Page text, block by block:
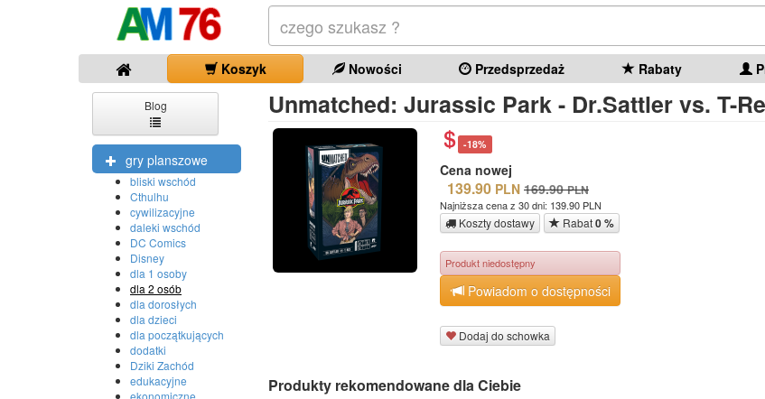
Koszyk Nowości Przedsprzedaż Rabaty
Blog
gry planszowe
bliski wschód
Cthulhu
cywilizacyjne
daleki wschód
DC Comics
Disney
dla 1 osoby
dla 2 osób
dla dorosłych
dla dzieci
dla początkujących
dodatki
Dziki Zachód
edukacyjne
ekonomiczne
Unmatched: Jurassic Park - Dr.Sattler vs. T-
-18%
Cena nowej
139.90 PLN 169.90 PLN
Najniższa cena z 30 dni: 139.90 PLN
Koszty dostawy Rabat0 %
Produkt niedostępny
Powiadom o dostępności
Dodaj do schowka
Produkty rekomendowane dla Ciebie